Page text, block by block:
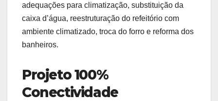
adequações para climatização, substituição da
caixa d’água, reestruturação do refeitório com
ambiente climatizado, troca do forro e reforma dos
banheiros.
Projeto 100%
Conectividade